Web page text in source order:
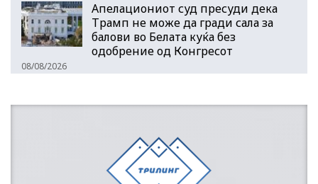
Апелациониот суд пресуди дека
Трамп не може да гради сала за
балови во Белата куќа без
одобрение од Конгресот
08/08/2026